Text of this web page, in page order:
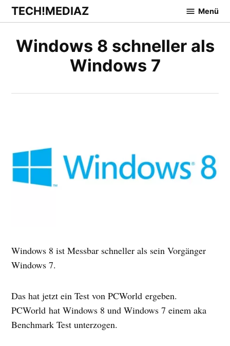
Zum
Inhalt
TECH!MEDIAZ Menü
Windows 8 schneller als
Windows 7
Windows 8 ist Messbar schneller als sein Vorgänger
Windows 7.
Das hat jetzt ein Test von PCWorld ergeben.
PCWorld hat Windows 8 und Windows 7 einem aka
Benchmark Test unterzogen.